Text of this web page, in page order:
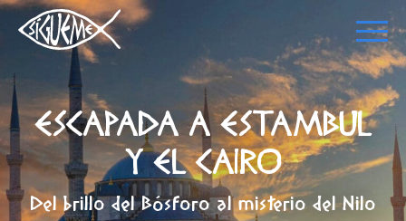
ESCAPADA A ESTAMBUL
Y EL CAIRO
Del brillo del Bósforo al misterio del Nilo